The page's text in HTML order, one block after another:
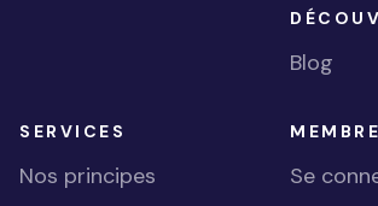
Blog
SERVICES
Nos principes Se